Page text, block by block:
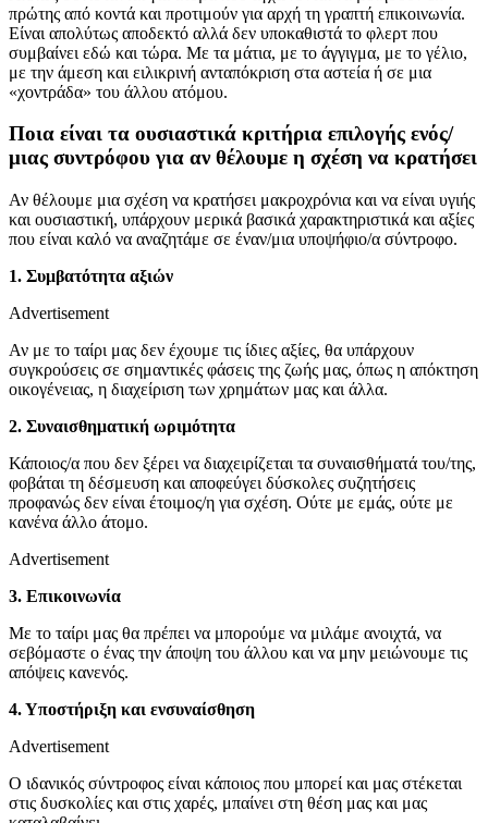
πρώτης από κοντά και προτιμούν για αρχή τη γραπτή επικοινωνία.
Είναι απολύτως αποδεκτό αλλά δεν υποκαθιστά το φλερτ που
συμβαίνει εδώ και τώρα. Με τα μάτια, με το άγγιγμα, με το γέλιο,
με την άμεση και ειλικρινή ανταπόκριση στα αστεία ή σε μια
«χοντράδα» του άλλου ατόμου.
Ποια είναι τα ουσιαστικά κριτήρια επιλογής ενός/
μιας συντρόφου για αν θέλουμε η σχέση να κρατήσει
Αν θέλουμε μια σχέση να κρατήσει μακροχρόνια και να είναι υγιής
και ουσιαστική, υπάρχουν μερικά βασικά χαρακτηριστικά και αξίες
που είναι καλό να αναζητάμε σε έναν/μια υποψήφιο/α σύντροφο.
1. Συμβατότητα αξιών
Advertisement
Αν με το ταίρι μας δεν έχουμε τις ίδιες αξίες, θα υπάρχουν
συγκρούσεις σε σημαντικές φάσεις της ζωής μας, όπως η απόκτηση
οικογένειας, η διαχείριση των χρημάτων μας και άλλα.
2. Συναισθηματική ωριμότητα
Κάποιος/α που δεν ξέρει να διαχειρίζεται τα συναισθήματά του/της,
φοβάται τη δέσμευση και αποφεύγει δύσκολες συζητήσεις
προφανώς δεν είναι έτοιμος/η για σχέση. Ούτε με εμάς, ούτε με
κανένα άλλο άτομο.
Advertisement
3. Επικοινωνία
Με το ταίρι μας θα πρέπει να μπορούμε να μιλάμε ανοιχτά, να
σεβόμαστε ο ένας την άποψη του άλλου και να μην μειώνουμε τις
απόψεις κανενός.
4. Υποστήριξη και ενσυναίσθηση
Advertisement
Ο ιδανικός σύντροφος είναι κάποιος που μπορεί και μας στέκεται
στις δυσκολίες και στις χαρές, μπαίνει στη θέση μας και μας